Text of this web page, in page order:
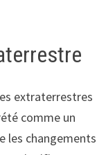
extraterrestres
comme un
les changements